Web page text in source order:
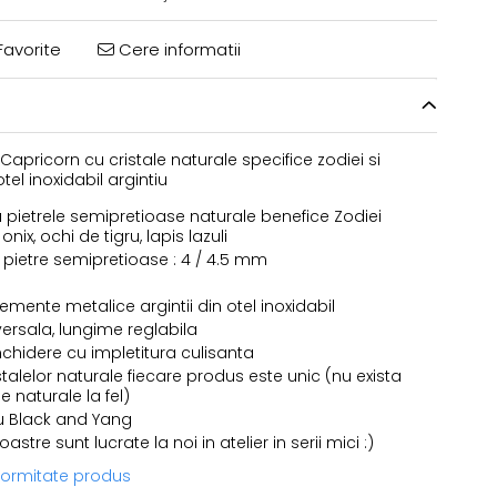
Cere informatii
cu cristale naturale specifice zodiei si
inoxidabil argintiu
pietrele semipretioase naturale benefice Zodiei
ochi de tigru, lapis lazuli
semipretioase : 4 / 4.5 mm
metalice argintii din otel inoxidabil
lungime reglabila
cu impletitura culisanta
naturale fiecare produs este unic (nu exista
naturale la fel)
Black and Yang
sunt lucrate la noi in atelier in serii mici :)
produs